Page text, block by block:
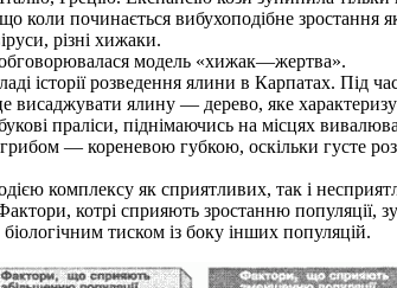
починається вибухоподібне зростання
різні хижаки.
модель «хижак—жертва».
історії розведення ялини в Карпатах. Під
висаджувати ялину — дерево, яке
праліси, піднімаючись на місцях
— кореневою губкою, оскільки густе
комплексу як сприятливих, так і
котрі сприяють зростанню популяції,
тиском із боку інших популяцій.